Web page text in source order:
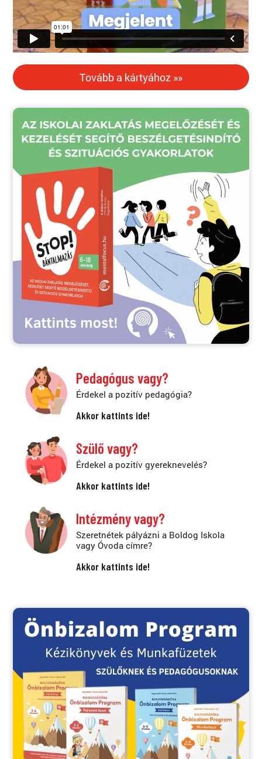
Tovább a kártyához »»
Pedagógus vagy?
Érdekel a pozitív pedagógia?
Akkor kattints ide!
Szülő vagy?
Érdekel a pozitív gyereknevelés?
Akkor kattints ide!
Intézmény vagy?
Szeretnétek pályázni a Boldog Iskola
vagy Óvoda címre?
Akkor kattints ide!